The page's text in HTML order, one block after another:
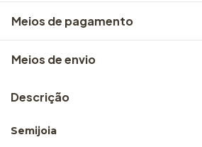
Meios de pagamento
Meios de envio
Descrição
Semijoia